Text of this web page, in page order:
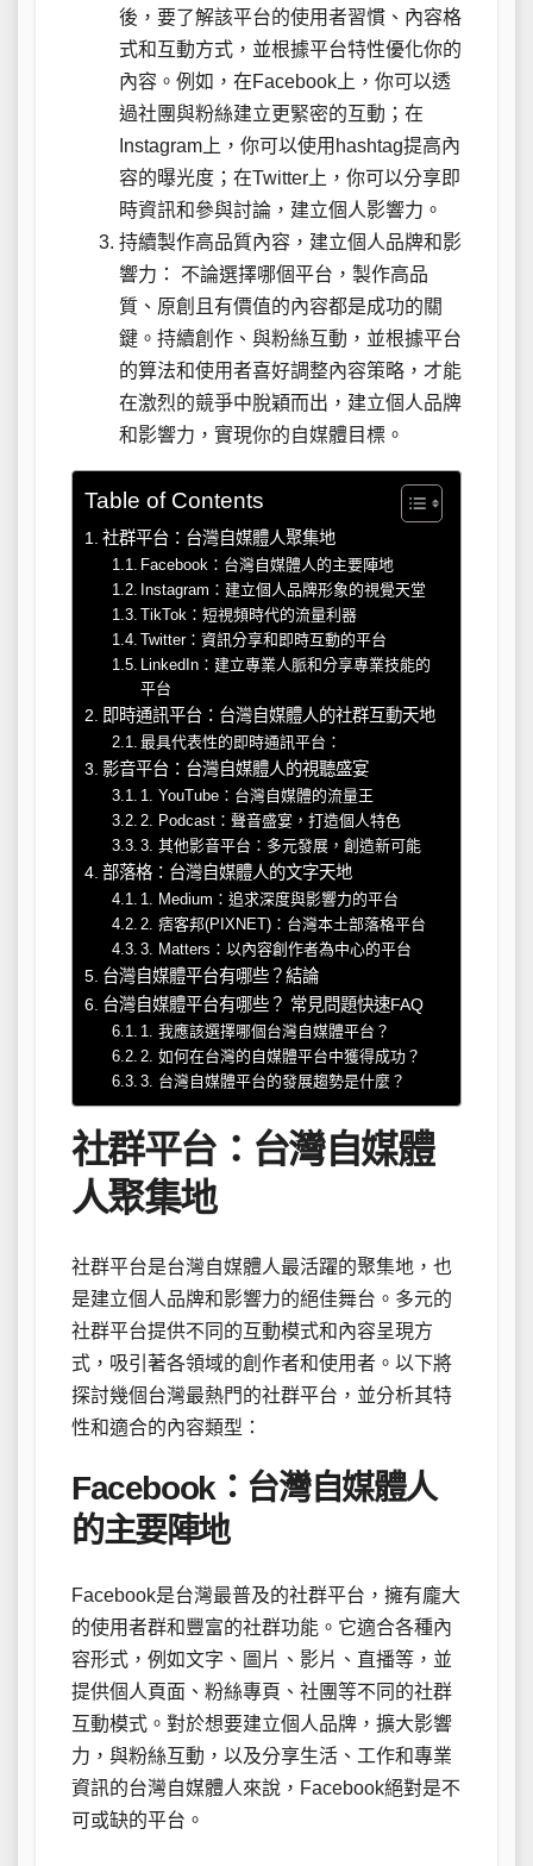
後，要了解該平台的使用者習慣、內容格
式和互動方式，並根據平台特性優化你的
內容。例如，在Facebook上，你可以透
過社團與粉絲建立更緊密的互動；在
Instagram上，你可以使用hashtag提高內
容的曝光度；在Twitter上，你可以分享即
時資訊和參與討論，建立個人影響力。
持續製作高品質內容，建立個人品牌和影
響力： 不論選擇哪個平台，製作高品
質、原創且有價值的內容都是成功的關
鍵。持續創作、與粉絲互動，並根據平台
的算法和使用者喜好調整內容策略，才能
在激烈的競爭中脫穎而出，建立個人品牌
和影響力，實現你的自媒體目標。
Table of Contents
社群平台：台灣自媒體人聚集地
Facebook：台灣自媒體人的主要陣地
Instagram：建立個人品牌形象的視覺天堂
TikTok：短視頻時代的流量利器
Twitter：資訊分享和即時互動的平台
LinkedIn：建立專業人脈和分享專業技能的
平台
即時通訊平台：台灣自媒體人的社群互動天地
最具代表性的即時通訊平台：
影音平台：台灣自媒體人的視聽盛宴
1. YouTube：台灣自媒體的流量王
2. Podcast：聲音盛宴，打造個人特色
3. 其他影音平台：多元發展，創造新可能
部落格：台灣自媒體人的文字天地
1. Medium：追求深度與影響力的平台
2. 痞客邦(PIXNET)：台灣本土部落格平台
3. Matters：以內容創作者為中心的平台
台灣自媒體平台有哪些？結論
台灣自媒體平台有哪些？ 常見問題快速FAQ
1. 我應該選擇哪個台灣自媒體平台？
2. 如何在台灣的自媒體平台中獲得成功？
3. 台灣自媒體平台的發展趨勢是什麼？
社群平台：台灣自媒體
人聚集地
社群平台是台灣自媒體人最活躍的聚集地，也
是建立個人品牌和影響力的絕佳舞台。多元的
社群平台提供不同的互動模式和內容呈現方
式，吸引著各領域的創作者和使用者。以下將
探討幾個台灣最熱門的社群平台，並分析其特
性和適合的內容類型：
Facebook：台灣自媒體人
的主要陣地
Facebook是台灣最普及的社群平台，擁有龐大
的使用者群和豐富的社群功能。它適合各種內
容形式，例如文字、圖片、影片、直播等，並
提供個人頁面、粉絲專頁、社團等不同的社群
互動模式。對於想要建立個人品牌，擴大影響
力，與粉絲互動，以及分享生活、工作和專業
資訊的台灣自媒體人來說，Facebook絕對是不
可或缺的平台。